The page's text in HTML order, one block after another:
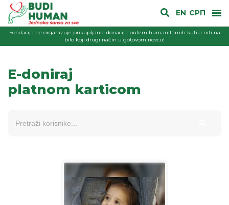
EN СРП
Fondacija ne organizuje prikupljanje donacija putem humanitarnih kutija niti na
bilo koji drugi način u gotovom novcu!
E-doniraj
platnom karticom